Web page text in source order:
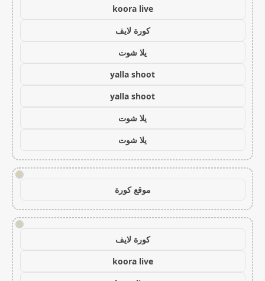
koora live
كورة لايف
يلا شوت
yalla shoot
yalla shoot
يلا شوت
يلا شوت
!
موقع كورة
!
كورة لايف
koora live